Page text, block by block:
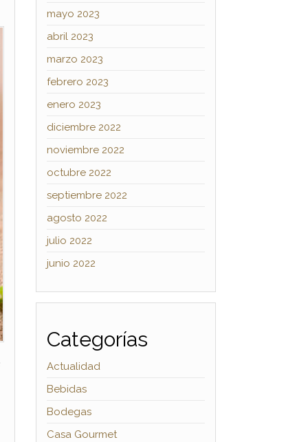
mayo 2023
abril 2023
marzo 2023
febrero 2023
enero 2023
diciembre 2022
noviembre 2022
octubre 2022
septiembre 2022
agosto 2022
julio 2022
junio 2022
Categorías
Actualidad
Bebidas
Bodegas
Casa Gourmet